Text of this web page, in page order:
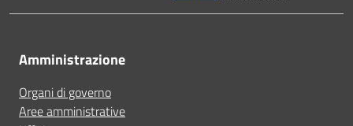
Amministrazione
Organi di governo
Aree amministrative